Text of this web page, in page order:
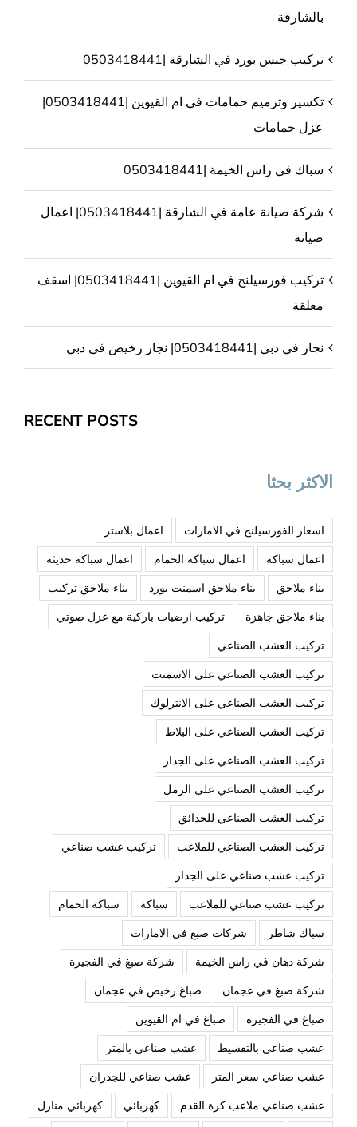
بالشارقة
تركيب جبس بورد في الشارقة |0503418441
تكسير وترميم حمامات في ام القيوين |0503418441|
عزل حمامات
سباك في راس الخيمة |0503418441
شركة صيانة عامة في الشارقة |0503418441| اعمال
صيانة
تركيب فورسيلنج في ام القيوين |0503418441| اسقف
معلقة
نجار في دبي |0503418441| نجار رخيص في دبي
RECENT POSTS
الاكثر بحثا
اسعار الفورسيلنج في الامارات
اعمال بلاستر
اعمال سباكة
اعمال سباكة الحمام
اعمال سباكة حديثة
بناء ملاحق
بناء ملاحق اسمنت بورد
بناء ملاحق تركيب
بناء ملاحق جاهزة
تركيب ارضيات باركية مع عزل صوتي
تركيب العشب الصناعي
تركيب العشب الصناعي على الاسمنت
تركيب العشب الصناعي على الانترلوك
تركيب العشب الصناعي على البلاط
تركيب العشب الصناعي على الجدار
تركيب العشب الصناعي على الرمل
تركيب العشب الصناعي للحدائق
تركيب العشب الصناعي للملاعب
تركيب عشب صناعي
تركيب عشب صناعي على الجدار
تركيب عشب صناعي للملاعب
سباكة
سباكة الحمام
سباك شاطر
شركات صبغ في الامارات
شركة دهان في راس الخيمة
شركة صبغ في الفجيرة
شركة صبغ في عجمان
صباغ رخيص في عجمان
صباغ في الفجيرة
صباغ في ام القيوين
عشب صناعي بالتقسيط
عشب صناعي بالمتر
عشب صناعي سعر المتر
عشب صناعي للجدران
عشب صناعي ملاعب كرة القدم
كهربائي كهربائي منازل